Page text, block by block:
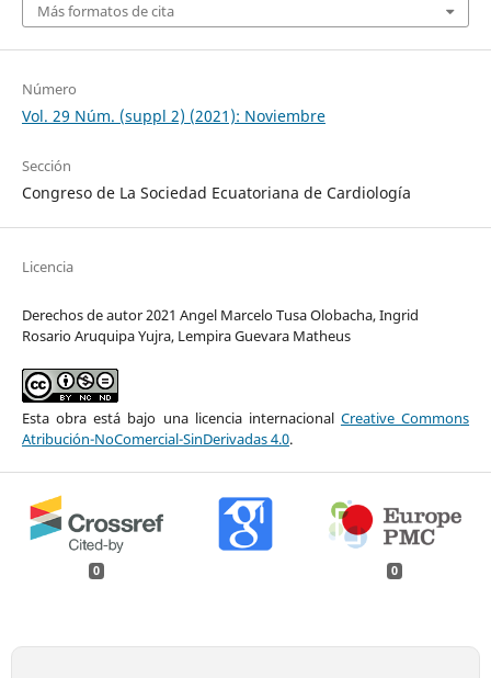
Más formatos de cita
Número
Vol. 29 Núm. (suppl 2) (2021): Noviembre
Sección
Congreso de La Sociedad Ecuatoriana de Cardiología
Licencia
Derechos de autor 2021 Angel Marcelo Tusa Olobacha, Ingrid
Rosario Aruquipa Yujra, Lempira Guevara Matheus
Esta obra está bajo una licencia internacional Creative Commons
Atribución-NoComercial-SinDerivadas 4.0.
0 0